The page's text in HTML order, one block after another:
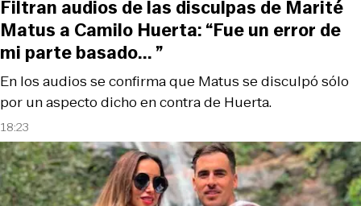
18:23
En los audios se confirma que Matus se disculpó sólo
por un aspecto dicho en contra de Huerta.
Filtran audios de las disculpas de Marité
Matus a Camilo Huerta: “Fue un error de
mi parte basado... ”